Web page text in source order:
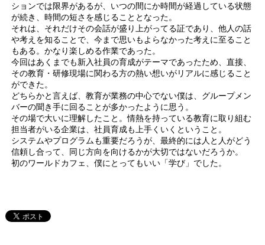
ションでは限界があるが、いつの間にか時間が経過している状態
が続き、時間の短さを感じることとなった。
それは、それだけその会話が盛り上がってる証であり、他人の話
や考えを知ることで、今まで思いもよらなかった考えに至ること
もある。かなり楽しめる作業であった。
今回はあくまでも新入社員の育成がテーマであったため、直接、
その教育・研修現場に関わる方の熱い想いがリアルに感じること
ができた。
どちらかと言えば、教育が業務の中心でない僕は、グループメン
バーの聞き手に回ることが多かったように思う。
その場で大いに理解したこと。情熱を持っている教育に取り組む
担当者がいる企業は、社員育成も上手くいくということ。
システムやプログラムも重要だろうが、最終的には人と人がどう
信頼し合って、同じ方向を向けるかが大切ではないだろうか。
初のワールドカフェ、僕にとってもいい「学び」でした。